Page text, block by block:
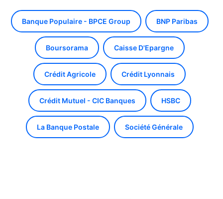
Banque Populaire - BPCE Group BNP Paribas
Boursorama Caisse D'Epargne
Crédit Agricole Crédit Lyonnais
Crédit Mutuel - CIC Banques HSBC
La Banque Postale Société Générale